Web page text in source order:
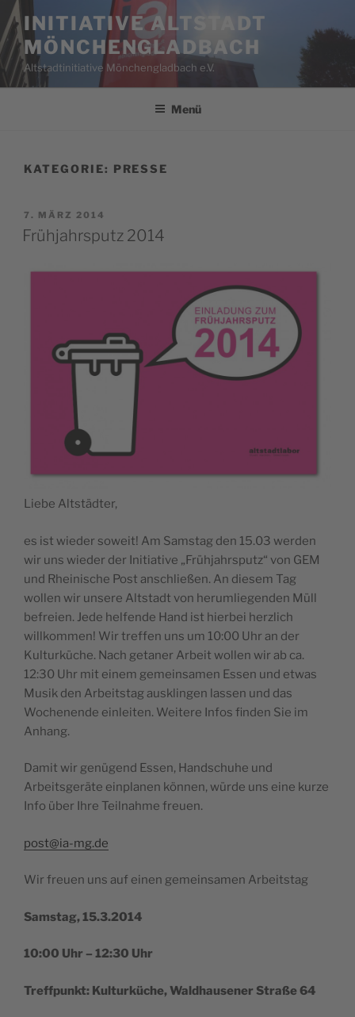
Zum
Inhalt
springen
INITIATIVE ALTSTADT
MÖNCHENGLADBACH
Altstadtinitiative Mönchengladbach e.V.
Menü
KATEGORIE: PRESSE
VERÖFFENTLICHT
AM
7. MÄRZ 2014
Frühjahrsputz 2014
Liebe Altstädter,
es ist wieder soweit! Am Samstag den 15.03 werden
wir uns wieder der Initiative „Frühjahrsputz“ von GEM
und Rheinische Post anschließen. An diesem Tag
wollen wir unsere Altstadt von herumliegenden Müll
befreien. Jede helfende Hand ist hierbei herzlich
willkommen! Wir treffen uns um 10:00 Uhr an der
Kulturküche. Nach getaner Arbeit wollen wir ab ca.
12:30 Uhr mit einem gemeinsamen Essen und etwas
Musik den Arbeitstag ausklingen lassen und das
Wochenende einleiten. Weitere Infos finden Sie im
Anhang.
Damit wir genügend Essen, Handschuhe und
Arbeitsgeräte einplanen können, würde uns eine kurze
Info über Ihre Teilnahme freuen.
post@ia-mg.de
Wir freuen uns auf einen gemeinsamen Arbeitstag
Samstag, 15.3.2014
10:00 Uhr – 12:30 Uhr
Treffpunkt: Kulturküche, Waldhausener Straße 64